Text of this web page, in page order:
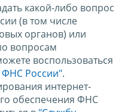
какой-либо вопрос
(в том числе
органов) или
вопросам
воспользоваться
ФНС России".
интернет-
обеспечения ФНС